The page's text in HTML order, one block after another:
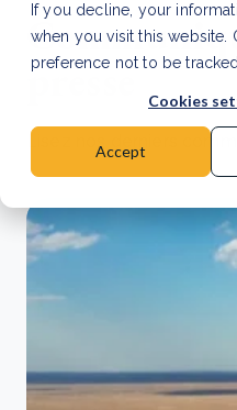
If you decline, your
when you visit this website.
preference not to be
Cookies
Accept
presse
Lisez nos derniers